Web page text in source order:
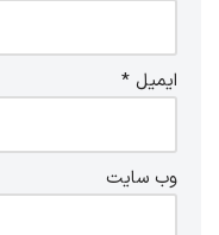
ایمیل *
وب‌ سایت